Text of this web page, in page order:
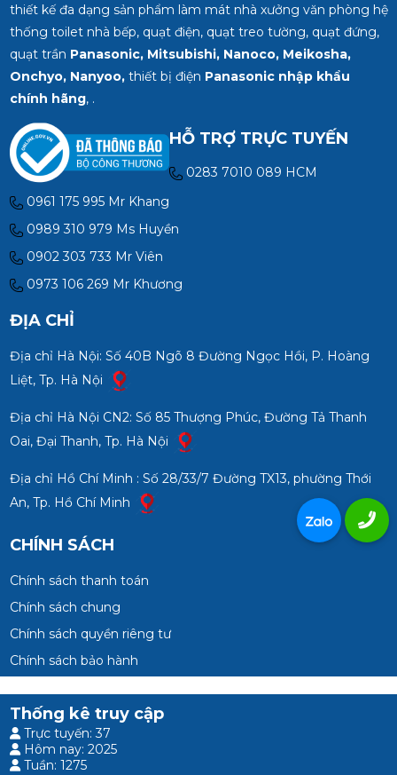
thiết kế đa dạng sản phẩm làm mát nhà xưởng văn phòng hệ
thống toilet nhà bếp, quạt điện, quạt treo tường, quạt đứng,
quạt trần Panasonic, Mitsubishi, Nanoco, Meikosha,
Onchyo, Nanyoo,thiết bị điện Panasonic nhập khẩu
chính hãng, .
HỖ TRỢ TRỰC TUYẾN
0283 7010 089 HCM
0961 175 995 Mr Khang
0989 310 979 Ms Huyền
0902 303 733 Mr Viên
0973 106 269 Mr Khương
ĐỊA CHỈ
Địa chỉ Hà Nội: Số 40B Ngõ 8 Đường Ngọc Hồi, P. Hoàng
Liệt, Tp. Hà Nội
Địa chỉ Hà Nội CN2: Số 85 Thượng Phúc, Đường Tả Thanh
Oai, Đại Thanh, Tp. Hà Nội
Địa chỉ Hồ Chí Minh : Số 28/33/7 Đường TX13, phường Thới
An, Tp. Hồ Chí Minh
CHÍNH SÁCH
Chính sách thanh toán
Chính sách chung
Chính sách quyền riêng tư
Chính sách bảo hành
Thống kê truy cập
Trực tuyến: 37
Hôm nay: 2025
Tuần: 1275